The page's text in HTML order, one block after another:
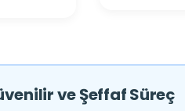
ve Şeffaf Süreç